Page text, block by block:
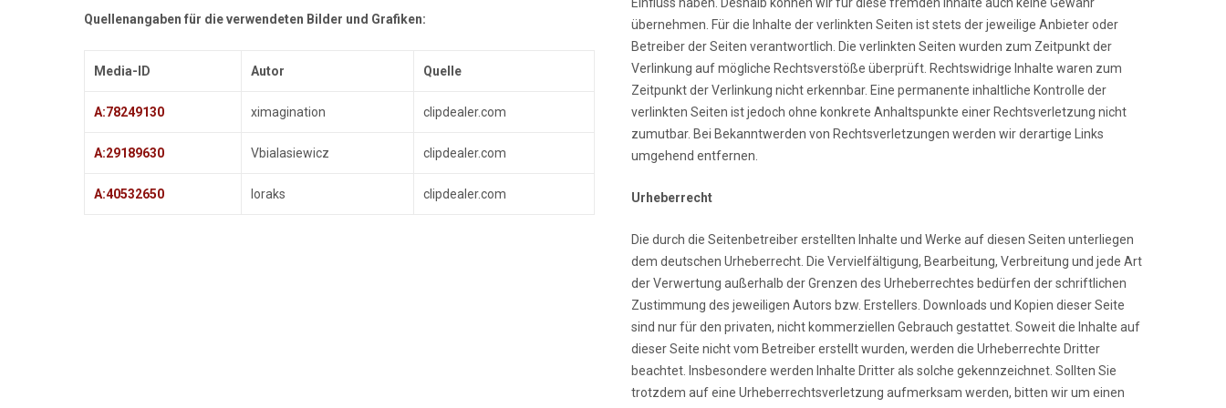
Quellenangaben für die verwendeten Bilder und Grafiken:
Media-ID Autor Quelle
A:78249130 ximagination clipdealer.com
A:29189630 Vbialasiewicz clipdealer.com
A:40532650 loraks clipdealer.com
übernehmen. Für die Inhalte der verlinkten Seiten ist stets der jeweilige Anbieter oder
Betreiber der Seiten verantwortlich. Die verlinkten Seiten wurden zum Zeitpunkt der
Verlinkung auf mögliche Rechtsverstöße überprüft. Rechtswidrige Inhalte waren zum
Zeitpunkt der Verlinkung nicht erkennbar. Eine permanente inhaltliche Kontrolle der
verlinkten Seiten ist jedoch ohne konkrete Anhaltspunkte einer Rechtsverletzung nicht
zumutbar. Bei Bekanntwerden von Rechtsverletzungen werden wir derartige Links
umgehend entfernen.
Urheberrecht
Die durch die Seitenbetreiber erstellten Inhalte und Werke auf diesen Seiten unterliegen
dem deutschen Urheberrecht. Die Vervielfältigung, Bearbeitung, Verbreitung und jede Art
der Verwertung außerhalb der Grenzen des Urheberrechtes bedürfen der schriftlichen
Zustimmung des jeweiligen Autors bzw. Erstellers. Downloads und Kopien dieser Seite
sind nur für den privaten, nicht kommerziellen Gebrauch gestattet. Soweit die Inhalte auf
dieser Seite nicht vom Betreiber erstellt wurden, werden die Urheberrechte Dritter
beachtet. Insbesondere werden Inhalte Dritter als solche gekennzeichnet. Sollten Sie
trotzdem auf eine Urheberrechtsverletzung aufmerksam werden, bitten wir um einen